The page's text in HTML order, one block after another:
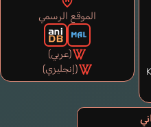
الموقع الرسمي
(عربي)
(إنجليزي)